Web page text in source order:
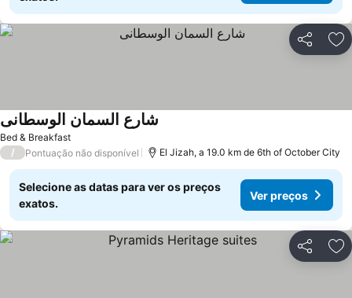
Partilhar
Bed & Breakfast
شارع السمان الوسطانى
/ Pontuação não disponível El Jizah, a 19.0 km de 6th of October City
Selecione as datas para ver os preços
exatos.
Ver preços
Partilhar